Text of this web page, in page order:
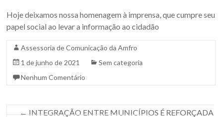
Rio
Grande
Hoje deixamos nossa homenagem à imprensa, que cumpre seu
papel social ao levar a informação ao cidadão
Assessoria de Comunicação da Amfro
1 de junho de 2021
Sem categoria
Nenhum Comentário
← INTEGRAÇÃO ENTRE MUNICÍPIOS É REFORÇADA